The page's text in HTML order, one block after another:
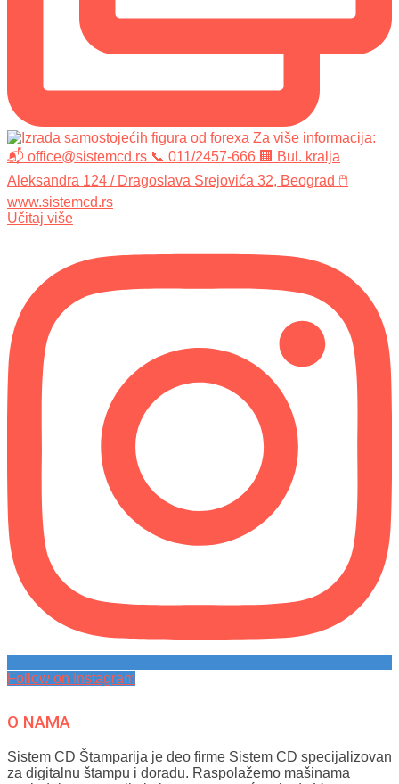
Učitaj više
Follow on Instagram
O NAMA
Sistem CD Štamparija je deo firme Sistem CD specijalizovan
za digitalnu štampu i doradu. Raspolažemo mašinama